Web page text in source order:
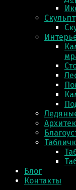
Блог
Контакты